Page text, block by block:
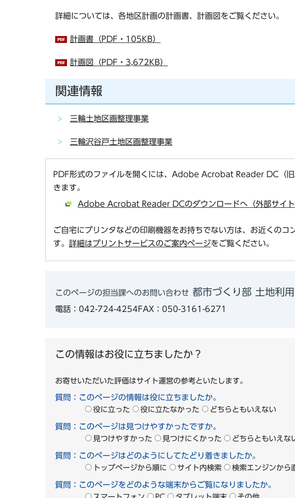
詳細については、各地区計画の計画書、計画図をご覧ください。
計画書（PDF・105KB）
計画図（PDF・3,672KB）
関連情報
三輪土地区画整理事業
三輪沢谷戸土地区画整理事業
PDF形式のファイルを開くには、Adobe Acrobat Reader DC（
きます。
Adobe Acrobat Reader DCのダウンロードへ（外部サイト
ご自宅にプリンタなどの印刷機器をお持ちでない方は、お近くの
す。 詳細はプリントサービスのご案内ページをご覧ください。
このページの担当課へのお問い合わせ 都市づくり部 土地利
電話：042-724-4254FAX：050-3161-6271
この情報はお役に立ちましたか？
お寄せいただいた評価はサイト運営の参考といたします。
質問：このページの情報は役に立ちましたか。
役に立った 役に立たなかった どちらともいえない
質問：このページは見つけやすかったですか。
見つけやすかった 見つけにくかった どちらともいえな
質問：このページはどのようにしてたどり着きましたか。
トップページから順に サイト内検索 検索エンジンから
質問：このページをどのような端末からご覧になりましたか。